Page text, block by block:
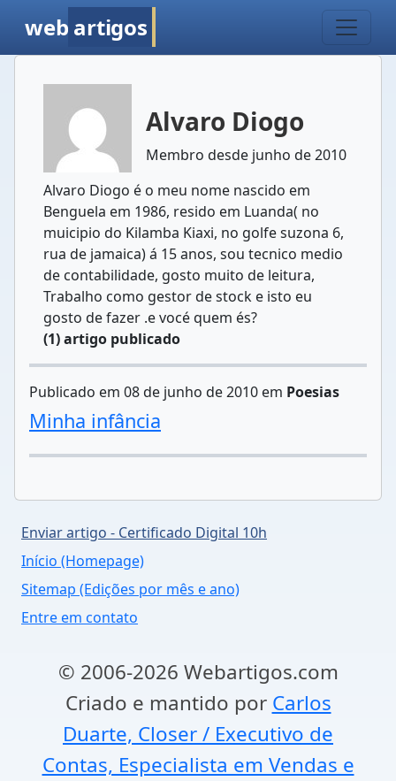
web artigos
Alvaro Diogo
Membro desde junho de 2010
Alvaro Diogo é o meu nome nascido em
Benguela em 1986, resido em Luanda( no
muicipio do Kilamba Kiaxi, no golfe suzona 6,
rua de jamaica) á 15 anos, sou tecnico medio
de contabilidade, gosto muito de leitura,
Trabalho como gestor de stock e isto eu
gosto de fazer .e vocé quem és?
(1) artigo publicado
Publicado em 08 de junho de 2010 em Poesias
Minha infância
Enviar artigo - Certificado Digital 10h
Início (Homepage)
Sitemap (Edições por mês e ano)
Entre em contato
© 2006-2026 Webartigos.com
Criado e mantido por Carlos
Duarte, Closer / Executivo de
Contas, Especialista em Vendas e